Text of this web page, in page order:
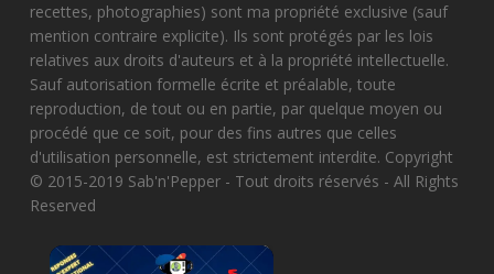
recettes, photographies) sont ma propriété exclusive (sauf
mention contraire explicite). Ils sont protégés par les lois
relatives aux droits d'auteurs et à la propriété intellectuelle.
Sauf autorisation formelle écrite et préalable, toute
reproduction, de tout ou en partie, par quelque moyen ou
procédé que ce soit, pour des fins autres que celles
d'utilisation personnelle, est strictement interdite. Copyright
© 2015-2019 Sab'n'Pepper - Tout droits réservés - All Rights
Reserved
×